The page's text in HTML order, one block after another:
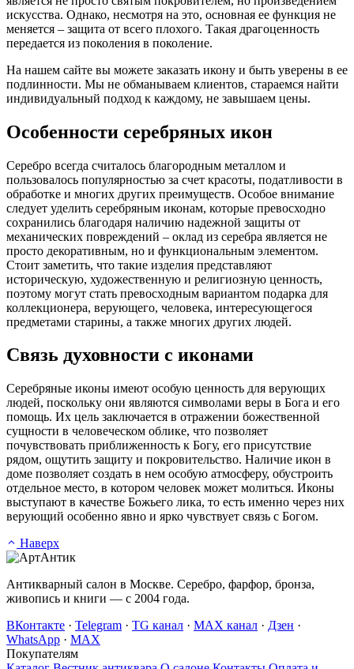
искусства. Однако, несмотря на это, основная ее функция не
меняется – защита от всего плохого. Такая драгоценность
передается из поколения в поколение.
На нашем сайте вы можете заказать икону и быть уверены в ее
подлинности. Мы не обманываем клиентов, стараемся найти
индивидуальный подход к каждому, не завышаем цены.
Особенности серебряных икон
Серебро всегда считалось благородным металлом и
пользовалось популярностью за счет красоты, податливости в
обработке и многих других преимуществ. Особое внимание
следует уделить серебряным иконам, которые превосходно
сохранились благодаря наличию надежной защиты от
механических повреждений – оклад из серебра является не
просто декоративным, но и функциональным элементом.
Стоит заметить, что такие изделия представляют
историческую, художественную и религиозную ценность,
поэтому могут стать превосходным вариантом подарка для
коллекционера, верующего, человека, интересующегося
предметами старины, а также многих других людей.
Связь духовности с иконами
Серебряные иконы имеют особую ценность для верующих
людей, поскольку они являются символами веры в Бога и его
помощь. Их цель заключается в отражении божественной
сущности в человеческом облике, что позволяет
почувствовать приближенность к Богу, его присутствие
рядом, ощутить защиту и покровительство. Наличие икон в
доме позволяет создать в нем особую атмосферу, обустроить
отдельное место, в котором человек может молиться. Иконы
выступают в качестве Божьего лика, то есть именно через них
верующий особенно явно и ярко чувствует связь с Богом.
Наверх
Антикварный салон в Москве. Серебро, фарфор, бронза,
живопись и книги — с 2004 года.
ВКонтакте · Telegram · TG канал · MAX канал · Дзен ·
WhatsApp · MAX
Покупателям